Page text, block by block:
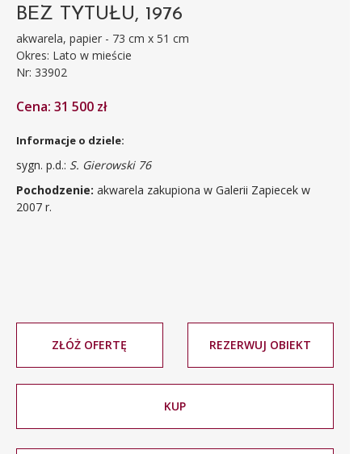
BEZ TYTUŁU, 1976
akwarela, papier - 73 cm x 51 cm
Okres: Lato w mieście
Nr: 33902
Cena: 31 500 zł
Informacje o dziele:
sygn. p.d.: S. Gierowski 76
Pochodzenie: akwarela zakupiona w Galerii Zapiecek w
2007 r.
ZŁÓŻ OFERTĘ REZERWUJ OBIEKT
KUP